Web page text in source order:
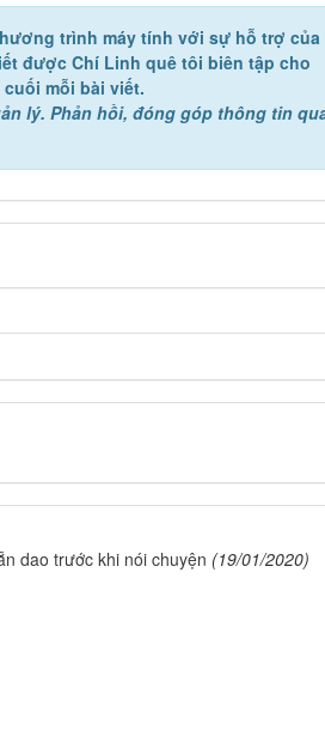
trình máy tính với sự hỗ trợ của
được Chí Linh quê tôi biên tập cho
mỗi bài viết.
lý. Phản hồi, đóng góp thông tin
dao trước khi nói chuyện (19/01/2020)